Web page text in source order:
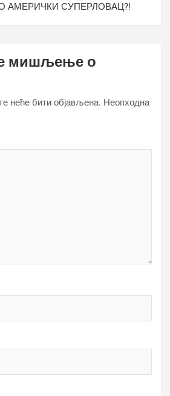
АМЕРИЧКИ СУПЕРЛОВАЦ?!
мишљење о
неће бити објављена. Неопходна